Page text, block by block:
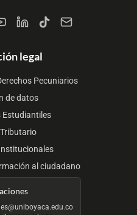
legal
Pecuniarios
de datos
Estudiantiles
al ciudadano